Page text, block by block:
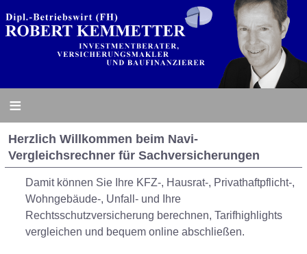
≡
Herzlich Willkommen beim Navi-
Vergleichsrechner für Sachversicherungen
Damit können Sie Ihre KFZ-, Hausrat-, Privathaftpflicht-,
Wohngebäude-, Unfall- und Ihre
Rechtsschutzversicherung berechnen, Tarifhighlights
vergleichen und bequem online abschließen.